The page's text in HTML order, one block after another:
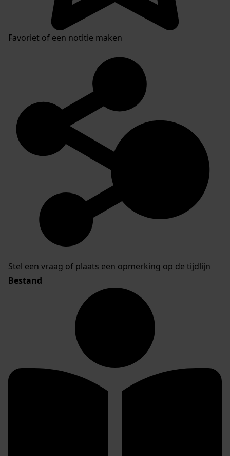
Favoriet of een notitie maken
Stel een vraag of plaats een opmerking op de tijdlijn
Bestand